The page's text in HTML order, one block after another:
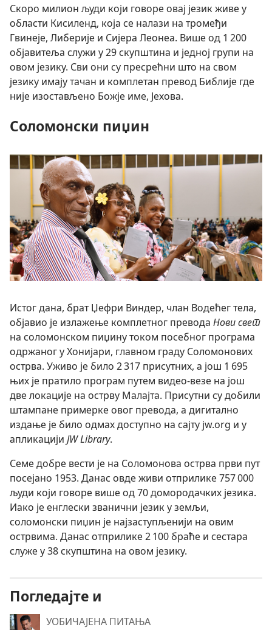
Скоро милион људи који говоре овај језик живе у
области Кисиленд, која се налази на тромеђи
Гвинеје, Либерије и Сијера Леонеа. Више од 1 200
објавитеља служи у 29 скупштина и једној групи на
овом језику. Сви они су пресрећни што на свом
језику имају тачан и комплетан превод Библије где
није изостављено Божје име, Јехова.
Соломонски пиџин
Истог дана, брат Џефри Виндер, члан Водећег тела,
објавио је излажење комплетног превода Нови свет
на соломонском пиџину током посебног програма
одржаног у Хонијари, главном граду Соломонових
острва. Уживо је било 2 317 присутних, а још 1 695
њих је пратило програм путем видео-везе на још
две локације на острву Малајта. Присутни су добили
штампане примерке овог превода, а дигитално
издање је било одмах доступно на сајту jw.org и у
апликацији JW Library.
Семе добре вести је на Соломонова острва први пут
посејано 1953. Данас овде живи отприлике 757 000
људи који говоре више од 70 домородачких језика.
Иако је енглески званични језик у земљи,
соломонски пиџин је најзаступљенији на овим
острвима. Данас отприлике 2 100 браће и сестара
служе у 38 скупштина на овом језику.
Погледајте и
УОБИЧАЈЕНА ПИТАЊА